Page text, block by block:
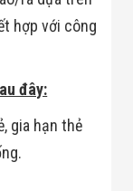
Giữ Xe Thông
Minh
NINH
Minh
hợp với công
đây:
gia hạn thẻ